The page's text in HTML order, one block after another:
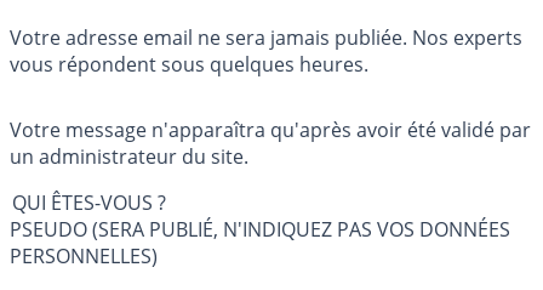
Votre adresse email ne sera jamais publiée. Nos experts
vous répondent sous quelques heures.
Votre message n'apparaîtra qu'après avoir été validé par
un administrateur du site.
QUI ÊTES-VOUS ?
PSEUDO (SERA PUBLIÉ, N'INDIQUEZ PAS VOS DONNÉES
PERSONNELLES)